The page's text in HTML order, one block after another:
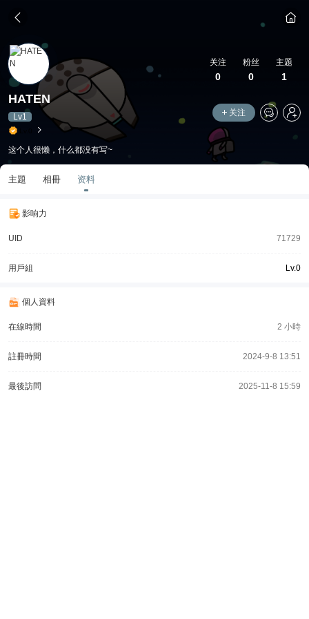
关注
0
粉丝
0
主题
1
HATEN
Lv1 关注
这个人很懒，什么都没有写~
主題 相冊 资料
影响力
UID 71729
用戶組 Lv.0
個人資料
在線時間 2 小時
註冊時間 2024-9-8 13:51
最後訪問 2025-11-8 15:59